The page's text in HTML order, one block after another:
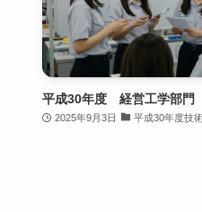
平成30年度 経営工学部
2025年9月3日 平成30年度技